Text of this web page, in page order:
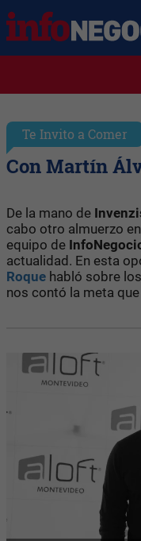
Te Invito a Comer
Con Martín
De la mano de
cabo otro almuerzo
equipo de
actualidad. En esta
Roque habló sobre
nos contó la meta